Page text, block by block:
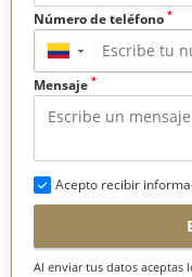
Número de teléfono *
▼
Mensaje *
Acepto recibir
Al enviar tus datos aceptas